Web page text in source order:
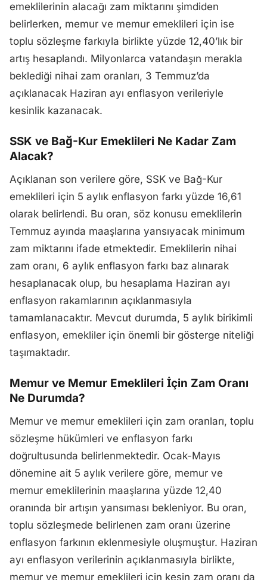
emeklilerinin alacağı zam miktarını şimdiden
belirlerken, memur ve memur emeklileri için ise
toplu sözleşme farkıyla birlikte yüzde 12,40’lık bir
artış hesaplandı. Milyonlarca vatandaşın merakla
beklediği nihai zam oranları, 3 Temmuz’da
açıklanacak Haziran ayı enflasyon verileriyle
kesinlik kazanacak.
SSK ve Bağ-Kur Emeklileri Ne Kadar Zam
Alacak?
Açıklanan son verilere göre, SSK ve Bağ-Kur
emeklileri için 5 aylık enflasyon farkı yüzde 16,61
olarak belirlendi. Bu oran, söz konusu emeklilerin
Temmuz ayında maaşlarına yansıyacak minimum
zam miktarını ifade etmektedir. Emeklilerin nihai
zam oranı, 6 aylık enflasyon farkı baz alınarak
hesaplanacak olup, bu hesaplama Haziran ayı
enflasyon rakamlarının açıklanmasıyla
tamamlanacaktır. Mevcut durumda, 5 aylık birikimli
enflasyon, emekliler için önemli bir gösterge niteliği
taşımaktadır.
Memur ve Memur Emeklileri İçin Zam Oranı
Ne Durumda?
Memur ve memur emeklileri için zam oranları, toplu
sözleşme hükümleri ve enflasyon farkı
doğrultusunda belirlenmektedir. Ocak-Mayıs
dönemine ait 5 aylık verilere göre, memur ve
memur emeklilerinin maaşlarına yüzde 12,40
oranında bir artışın yansıması bekleniyor. Bu oran,
toplu sözleşmede belirlenen zam oranı üzerine
enflasyon farkının eklenmesiyle oluşmuştur. Haziran
ayı enflasyon verilerinin açıklanmasıyla birlikte,
memur ve memur emeklileri için kesin zam oranı da